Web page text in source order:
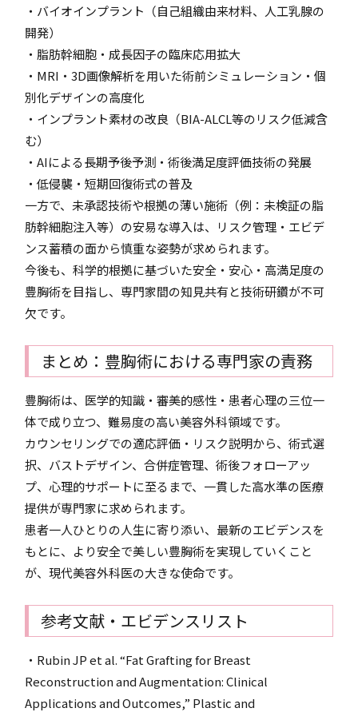
・バイオインプラント（自己組織由来材料、人工乳腺の
開発）
・脂肪幹細胞・成長因子の臨床応用拡大
・MRI・3D画像解析を用いた術前シミュレーション・個
別化デザインの高度化
・インプラント素材の改良（BIA-ALCL等のリスク低減含
む）
・AIによる長期予後予測・術後満足度評価技術の発展
・低侵襲・短期回復術式の普及
一方で、未承認技術や根拠の薄い施術（例：未検証の脂
肪幹細胞注入等）の安易な導入は、リスク管理・エビデ
ンス蓄積の面から慎重な姿勢が求められます。
今後も、科学的根拠に基づいた安全・安心・高満足度の
豊胸術を目指し、専門家間の知見共有と技術研鑽が不可
欠です。
まとめ：豊胸術における専門家の責務
豊胸術は、医学的知識・審美的感性・患者心理の三位一
体で成り立つ、難易度の高い美容外科領域です。
カウンセリングでの適応評価・リスク説明から、術式選
択、バストデザイン、合併症管理、術後フォローアッ
プ、心理的サポートに至るまで、一貫した高水準の医療
提供が専門家に求められます。
患者一人ひとりの人生に寄り添い、最新のエビデンスを
もとに、より安全で美しい豊胸術を実現していくこと
が、現代美容外科医の大きな使命です。
参考文献・エビデンスリスト
・Rubin JP et al. “Fat Grafting for Breast
Reconstruction and Augmentation: Clinical
Applications and Outcomes,” Plastic and